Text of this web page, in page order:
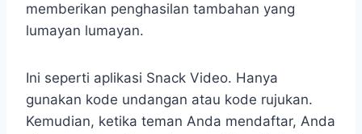
memberikan penghasilan tambahan yang
lumayan lumayan.
Ini seperti aplikasi Snack Video. Hanya
gunakan kode undangan atau kode rujukan.
Kemudian, ketika teman Anda mendaftar, Anda